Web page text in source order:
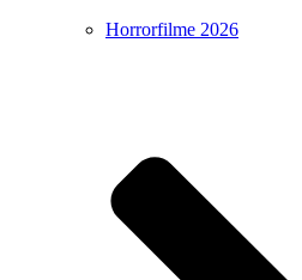
Horrorfilme 2026